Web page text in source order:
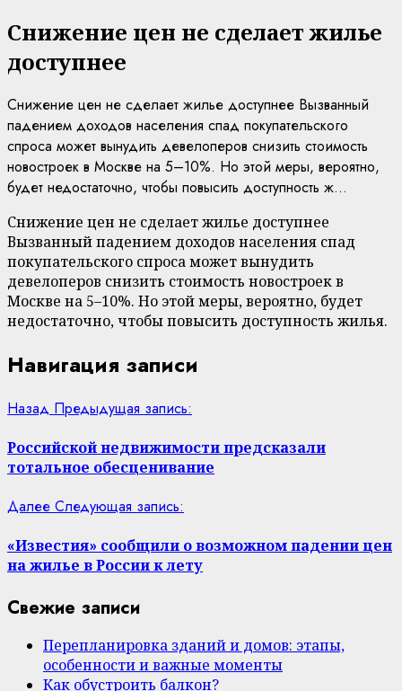
Снижение цен не сделает жилье
доступнее
Снижение цен не сделает жилье доступнее Вызванный
падением доходов населения спад покупательского
спроса может вынудить девелоперов снизить стоимость
новостроек в Москве на 5–10%. Но этой меры, вероятно,
будет недостаточно, чтобы повысить доступность ж...
Снижение цен не сделает жилье доступнее
Вызванный падением доходов населения спад
покупательского спроса может вынудить
девелоперов снизить стоимость новостроек в
Москве на 5–10%. Но этой меры, вероятно, будет
недостаточно, чтобы повысить доступность жилья.
Навигация записи
Назад Предыдущая запись:
Российской недвижимости предсказали
тотальное обесценивание
Далее Следующая запись:
«Известия» сообщили о возможном падении цен
на жилье в России к лету
Свежие записи
Перепланировка зданий и домов: этапы,
особенности и важные моменты
Как обустроить балкон?